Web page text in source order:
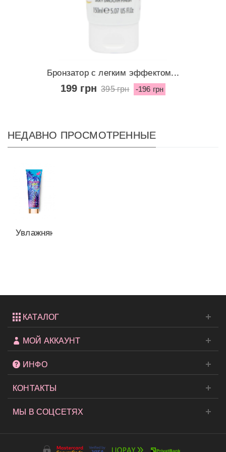
Бронзатор с легким эффектом...
199 грн 395 грн -196 грн
НЕДАВНО ПРОСМОТРЕННЫЕ
Увлажняющий
КАТАЛОГ
МОЙ АККАУНТ
ИНФО
КОНТАКТЫ
МЫ В СОЦСЕТЯХ